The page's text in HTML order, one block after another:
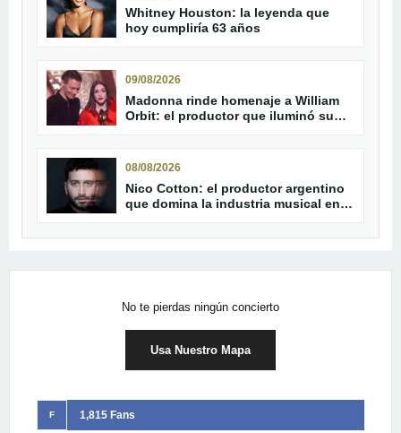
Whitney Houston: la leyenda que
hoy cumpliría 63 años
09/08/2026
Madonna rinde homenaje a William
Orbit: el productor que iluminó su
08/08/2026
Nico Cotton: el productor argentino
que domina la industria musical en
No te pierdas ningún concierto
Usa Nuestro Mapa
F 1,815 Fans